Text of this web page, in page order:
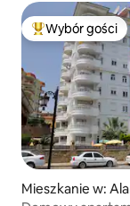
Wybór gości
Mieszkanie w: